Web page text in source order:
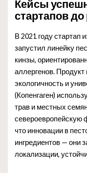
Кейсы
стартапов
В 2021 году стартап
запустил линейку
кинзы,
аллергенов.
экологичность и
(Копенгаген)
трав и местных
североевропейскую
что инновации в
ингредиентов — они
локализации,